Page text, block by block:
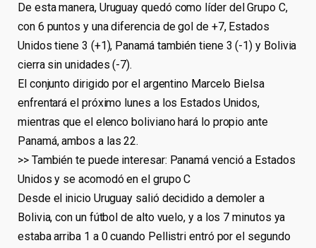
De esta manera, Uruguay quedó como líder del Grupo C,
con 6 puntos y una diferencia de gol de +7, Estados
Unidos tiene 3 (+1), Panamá también tiene 3 (-1) y Bolivia
cierra sin unidades (-7).
El conjunto dirigido por el argentino Marcelo Bielsa
enfrentará el próximo lunes a los Estados Unidos,
mientras que el elenco boliviano hará lo propio ante
Panamá, ambos a las 22.
>> También te puede interesar: Panamá venció a Estados
Unidos y se acomodó en el grupo C
Desde el inicio Uruguay salió decidido a demoler a
Bolivia, con un fútbol de alto vuelo, y a los 7 minutos ya
estaba arriba 1 a 0 cuando Pellistri entró por el segundo